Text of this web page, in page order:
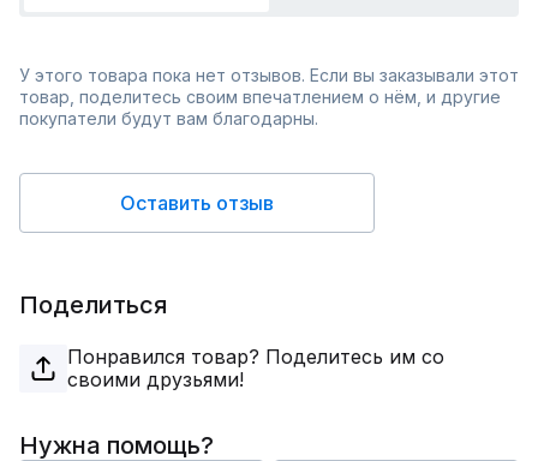
У этого товара пока нет отзывов. Если вы заказывали этот
товар, поделитесь своим впечатлением о нём, и другие
покупатели будут вам благодарны.
Оставить отзыв
Поделиться
Понравился товар? Поделитесь им со
своими друзьями!
Нужна помощь?